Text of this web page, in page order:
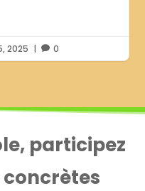
2025 |  0
participez